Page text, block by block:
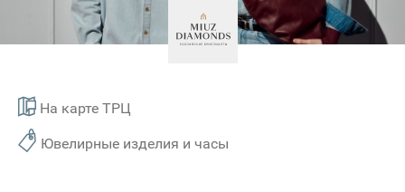
На карте ТРЦ
Ювелирные изделия и часы